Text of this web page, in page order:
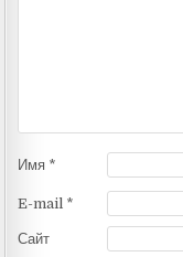
Имя *
E-mail *
Сайт